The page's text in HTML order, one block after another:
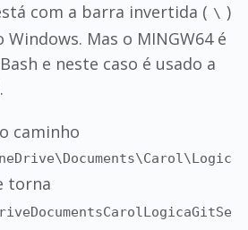
com a barra invertida ( \ )
Mas o MINGW64 é
e neste caso é usado a
caminho
torna